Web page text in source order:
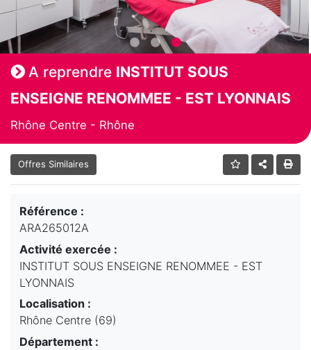
A reprendre INSTITUT SOUS
ENSEIGNE RENOMMEE - EST LYONNAIS
Rhône Centre - Rhône
Offres Similaires
Référence :
ARA265012A
Activité exercée :
INSTITUT SOUS ENSEIGNE RENOMMEE - EST
LYONNAIS
Localisation :
Rhône Centre (69)
Département :